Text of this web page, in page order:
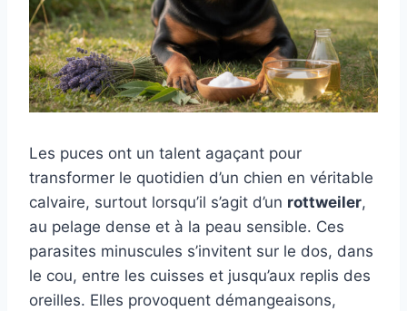
Les puces ont un talent agaçant pour
transformer le quotidien d’un chien en véritable
calvaire, surtout lorsqu’il s’agit d’un rottweiler,
au pelage dense et à la peau sensible. Ces
parasites minuscules s’invitent sur le dos, dans
le cou, entre les cuisses et jusqu’aux replis des
oreilles. Elles provoquent démangeaisons,